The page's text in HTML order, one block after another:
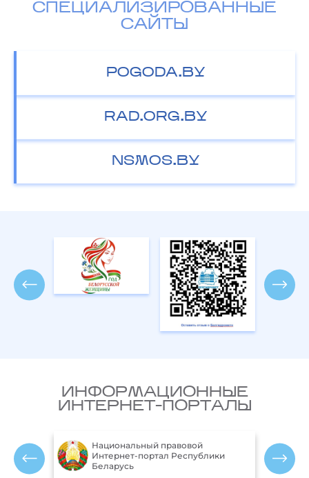
СПЕЦИАЛИЗИРОВАННЫЕ
САЙТЫ
POGODA.BY
RAD.ORG.BY
NSMOS.BY
ИНФОРМАЦИОННЫЕ
ИНТЕРНЕТ-ПОРТАЛЫ
Национальный правовой
Интернет-портал Республики
Беларусь